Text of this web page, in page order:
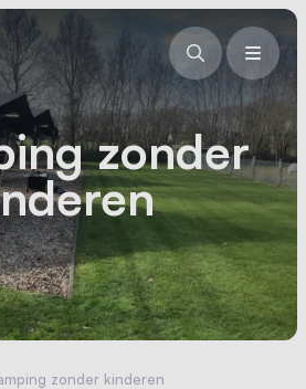
zonder
zonder kinderen